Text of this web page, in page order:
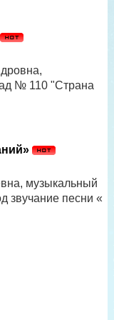
№ 110 "Страна
музыкальный
звучание песни «